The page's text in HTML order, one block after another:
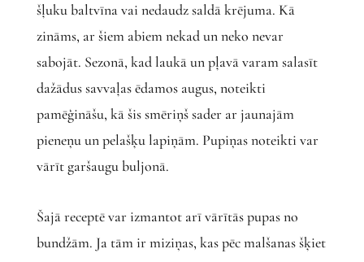
šļuku baltvīna vai nedaudz saldā krējuma. Kā
zināms, ar šiem abiem nekad un neko nevar
sabojāt. Sezonā, kad laukā un pļavā varam salasīt
dažādus savvaļas ēdamos augus, noteikti
pamēģināšu, kā šis smēriņš sader ar jaunajām
pieneņu un pelašķu lapiņām. Pupiņas noteikti var
vārīt garšaugu buljonā.
Šajā receptē var izmantot arī vārītās pupas no
bundžām. Ja tām ir miziņas, kas pēc malšanas šķiet